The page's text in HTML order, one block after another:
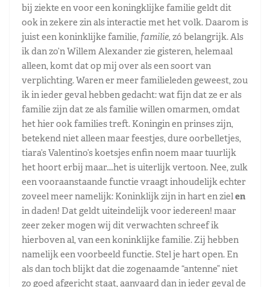
bij ziekte en voor een koningklijke familie geldt dit
ook in zekere zin als interactie met het volk. Daarom is
juist een koninklijke familie, familie, zó belangrijk. Als
ik dan zo’n Willem Alexander zie gisteren, helemaal
alleen, komt dat op mij over als een soort van
verplichting. Waren er meer familieleden geweest, zou
ik in ieder geval hebben gedacht: wat fijn dat ze er als
familie zijn dat ze als familie willen omarmen, omdat
het hier ook families treft. Koningin en prinses zijn,
betekend niet alleen maar feestjes, dure oorbelletjes,
tiara’s Valentino’s koetsjes enfin noem maar tuurlijk
het hoort erbij maar….het is uiterlijk vertoon. Nee, zulk
een vooraanstaande functie vraagt inhoudelijk echter
zoveel meer namelijk: Koninklijk zijn in hart en ziel en
in daden! Dat geldt uiteindelijk voor iedereen! maar
zeer zeker mogen wij dit verwachten schreef ik
hierboven al, van een koninklijke familie. Zij hebben
namelijk een voorbeeld functie. Stel je hart open. En
als dan toch blijkt dat die zogenaamde “antenne” niet
zo goed afgericht staat, aanvaard dan in ieder geval de